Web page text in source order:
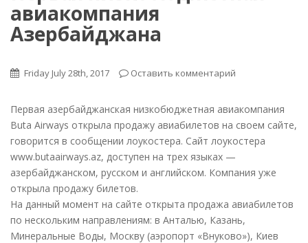
авиакомпания
Азербайджана
Friday July 28th, 2017 Оставить комментарий
Первая азербайджанская низкобюджетная авиакомпания
Buta Airways открыла продажу авиабилетов на своем сайте,
говорится в сообщении лоукостера. Сайт лоукостера
www.butaairways.az, доступен на трех языках —
азербайджанском, русском и английском. Компания уже
открыла продажу билетов.
На данный момент на сайте открыта продажа авиабилетов
по нескольким направлениям: в Анталью, Казань,
Минеральные Воды, Москву (аэропорт «Внуково»), Киев